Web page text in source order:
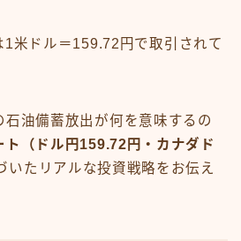
1米ドル＝159.72円で取引されて
石油備蓄放出が何を意味するの
ト（ドル円159.72円・カナダド
いたリアルな投資戦略をお伝え